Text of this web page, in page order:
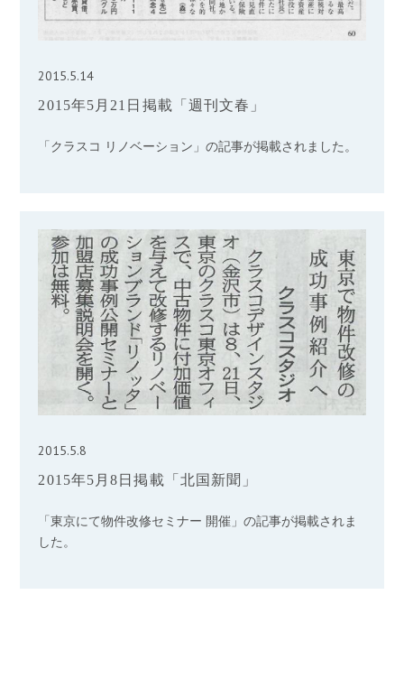
2015.5.14
2015年5月21日掲載「週刊文春」
「クラスコ リノベーション」の記事が掲載されました。
2015.5.8
2015年5月8日掲載「北国新聞」
「東京にて物件改修セミナー 開催」の記事が掲載されま
した。